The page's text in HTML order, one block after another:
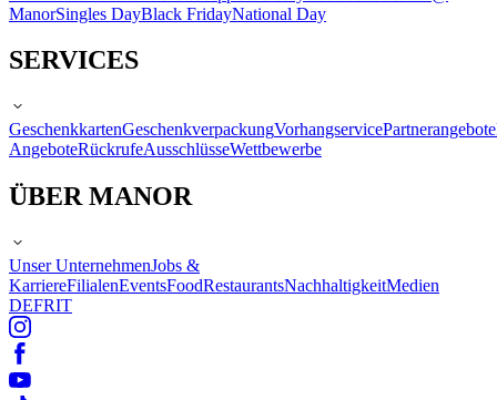
ManorSingles DayBlack FridayNational Day
SERVICES
GeschenkkartenGeschenkverpackungVorhangservicePartnerangebote
AngeboteRückrufeAusschlüsseWettbewerbe
ÜBER MANOR
Unser UnternehmenJobs &
KarriereFilialenEventsFoodRestaurantsNachhaltigkeitMedien
DEFRIT